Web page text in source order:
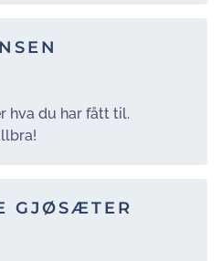
hva du har fått til.
GJØSÆTER